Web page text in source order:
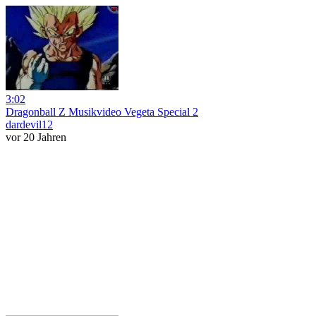
3:02
Dragonball Z Musikvideo Vegeta Special 2
dardevil12
vor 20 Jahren